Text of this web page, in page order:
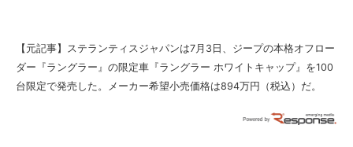
【元記事】
ステランティスジャパンは7月3日、ジープの本格オフロー
ダー『ラングラー』の限定車『ラングラー ホワイトキャップ』を100
台限定で発売した。メーカー希望小売価格は894万円（税込）だ。